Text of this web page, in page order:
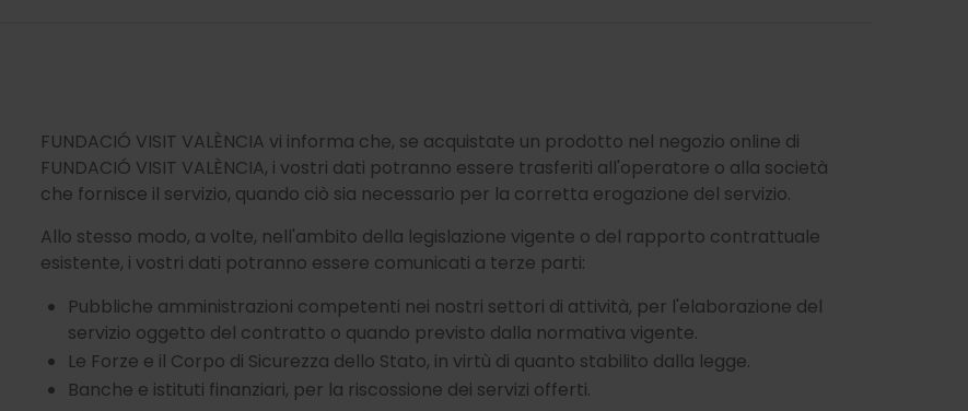
FUNDACIÓ VISIT VALÈNCIA vi informa che, se acquistate un prodotto nel negozio online di
FUNDACIÓ VISIT VALÈNCIA, i vostri dati potranno essere trasferiti all'operatore o alla società
che fornisce il servizio, quando ciò sia necessario per la corretta erogazione del servizio.
Allo stesso modo, a volte, nell'ambito della legislazione vigente o del rapporto contrattuale
esistente, i vostri dati potranno essere comunicati a terze parti:
Pubbliche amministrazioni competenti nei nostri settori di attività, per l'elaborazione del
servizio oggetto del contratto o quando previsto dalla normativa vigente.
Le Forze e il Corpo di Sicurezza dello Stato, in virtù di quanto stabilito dalla legge.
Banche e istituti finanziari, per la riscossione dei servizi offerti.